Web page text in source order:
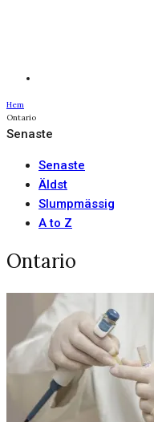
Hem
Ontario
Senaste
Senaste
Äldst
Slumpmässig
A to Z
Ontario